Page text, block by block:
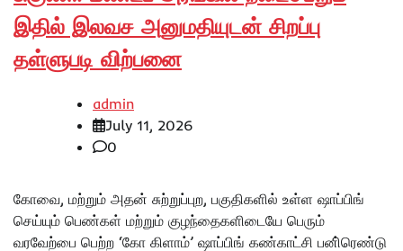
இதில் இலவச அனுமதியுடன் சிறப்பு
தள்ளுபடி விற்பனை
admin
July 11, 2026
0
கோவை, மற்றும் அதன் சுற்றுப்புற, பகுதிகளில் உள்ள ஷாப்பிங்
செய்யும் பெண்கள் மற்றும் குழந்தைகளிடையே பெரும்
வரவேற்பை பெற்ற ‘கோ கிளாம்’ ஷாப்பிங் கண்காட்சி பனி்ரெண்டு